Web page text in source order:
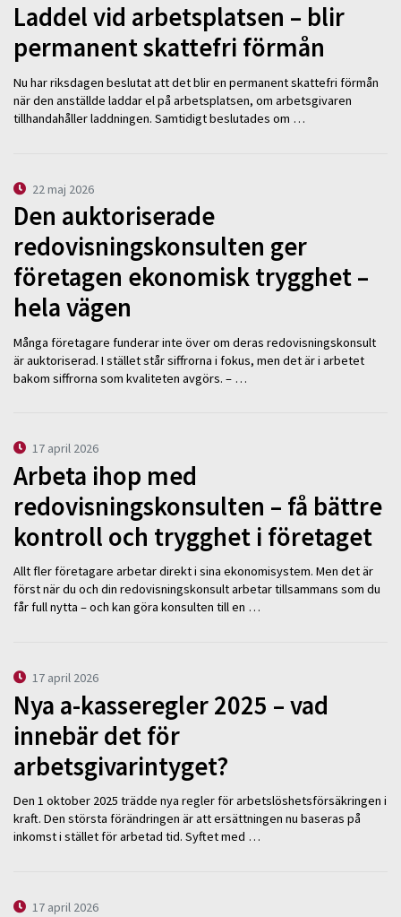
Laddel vid arbetsplatsen – blir
permanent skattefri förmån
Nu har riksdagen beslutat att det blir en permanent skattefri förmån
när den anställde laddar el på arbetsplatsen, om arbetsgivaren
tillhandahåller laddningen. Samtidigt beslutades om …
22 maj 2026
Den auktoriserade
redovisningskonsulten ger
företagen ekonomisk trygghet –
hela vägen
Många företagare funderar inte över om deras redovisningskonsult
är auktoriserad. I stället står siffrorna i fokus, men det är i arbetet
bakom siffrorna som kvaliteten avgörs. – …
17 april 2026
Arbeta ihop med
redovisningskonsulten – få bättre
kontroll och trygghet i företaget
Allt fler företagare arbetar direkt i sina ekonomisystem. Men det är
först när du och din redovisningskonsult arbetar tillsammans som du
får full nytta – och kan göra konsulten till en …
17 april 2026
Nya a-kasseregler 2025 – vad
innebär det för
arbetsgivarintyget?
Den 1 oktober 2025 trädde nya regler för arbetslöshetsförsäkringen i
kraft. Den största förändringen är att ersättningen nu baseras på
inkomst i stället för arbetad tid. Syftet med …
17 april 2026